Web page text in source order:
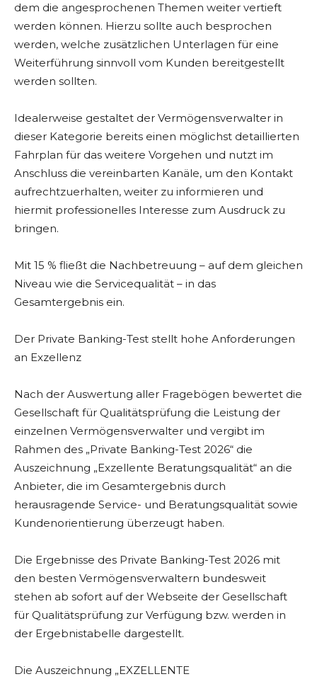
dem die angesprochenen Themen weiter vertieft
werden können. Hierzu sollte auch besprochen
werden, welche zusätzlichen Unterlagen für eine
Weiterführung sinnvoll vom Kunden bereitgestellt
werden sollten.
Idealerweise gestaltet der Vermögensverwalter in
dieser Kategorie bereits einen möglichst detaillierten
Fahrplan für das weitere Vorgehen und nutzt im
Anschluss die vereinbarten Kanäle, um den Kontakt
aufrechtzuerhalten, weiter zu informieren und
hiermit professionelles Interesse zum Ausdruck zu
bringen.
Mit 15 % fließt die Nachbetreuung – auf dem gleichen
Niveau wie die Servicequalität – in das
Gesamtergebnis ein.
Der Private Banking-Test stellt hohe Anforderungen
an Exzellenz
Nach der Auswertung aller Fragebögen bewertet die
Gesellschaft für Qualitätsprüfung die Leistung der
einzelnen Vermögensverwalter und vergibt im
Rahmen des „Private Banking-Test 2026“ die
Auszeichnung „Exzellente Beratungsqualität“ an die
Anbieter, die im Gesamtergebnis durch
herausragende Service- und Beratungsqualität sowie
Kundenorientierung überzeugt haben.
Die Ergebnisse des Private Banking-Test 2026 mit
den besten Vermögensverwaltern bundesweit
stehen ab sofort auf der Webseite der Gesellschaft
für Qualitätsprüfung zur Verfügung bzw. werden in
der Ergebnistabelle dargestellt.
Die Auszeichnung „EXZELLENTE